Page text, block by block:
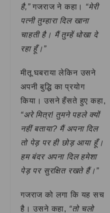
है,”गजराज ने कहा। “मेरी
पत्नी तुम्हारा दिल खाना
चाहती है। मैं तुम्हें धोखा दे
रहा हूँ।”
मीतू घबराया लेकिन उसने
अपनी बुद्धि का प्रयोग
किया। उसने हँसते हुए कहा,
“अरे मित्र! तुमने पहले क्यों
नहीं बताया? मैं अपना दिल
तो पेड़ पर ही छोड़ आया हूँ।
हम बंदर अपना दिल हमेशा
पेड़ पर सुरक्षित रखते हैं।”
गजराज को लगा कि यह सच
है। उसने कहा, “तो चलो